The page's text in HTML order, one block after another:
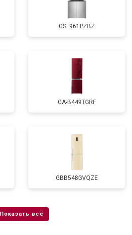
GSL961PZBZ
GA-B449TGRF
GBB548GVQZE